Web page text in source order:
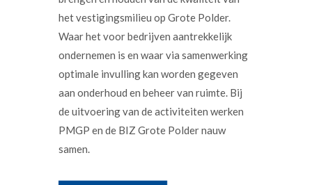
het vestigingsmilieu op Grote Polder.
Waar het voor bedrijven aantrekkelijk
ondernemen is en waar via samenwerking
optimale invulling kan worden gegeven
aan onderhoud en beheer van ruimte. Bij
de uitvoering van de activiteiten werken
PMGP en de BIZ Grote Polder nauw
samen.